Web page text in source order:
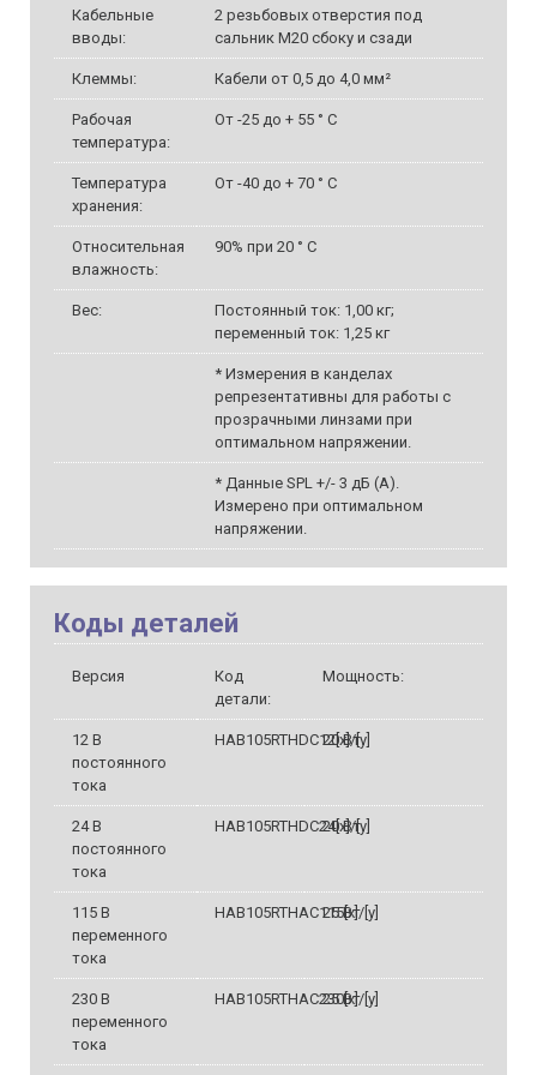
Кабельные
вводы:
2 резьбовых отверстия под
сальник M20 сбоку и сзади
Клеммы: Кабели от 0,5 до 4,0 мм²
Рабочая
температура:
От -25 до + 55 ° C
Температура
хранения:
От -40 до + 70 ° C
Относительная
влажность:
90% при 20 ° C
Вес:
Постоянный ток: 1,00 кг;
переменный ток: 1,25 кг
* Измерения в канделах
репрезентативны для работы с
прозрачными линзами при
оптимальном напряжении.
* Данные SPL +/- 3 дБ (A).
Измерено при оптимальном
напряжении.
Коды деталей
Версия
Код
детали:
Мощность:
12 В
постоянного
тока
HAB105RTHDC12[х]/[у]
20 Вт
24 В
постоянного
тока
HAB105RTHDC24[х]/[у]
20 Вт
115 В
переменного
тока
HAB105RTHAC115[х]/[у]
25 Вт
230 В
переменного
тока
HAB105RTHAC230[х]/[у]
25 Вт